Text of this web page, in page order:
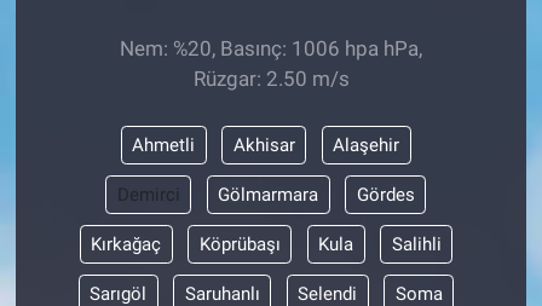
Nem: %20, Basınç: 1006 hpa hPa,
Rüzgar: 2.50 m/s
Ahmetli Akhisar Alaşehir
Demirci Gölmarmara Gördes
Kırkağaç Köprübaşı Kula Salihli
Sarıgöl Saruhanlı Selendi Soma